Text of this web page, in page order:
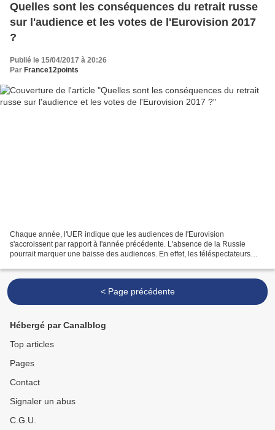
Quelles sont les conséquences du retrait russe
sur l'audience et les votes de l'Eurovision 2017
?
Publié le 15/04/2017 à 20:26
Par France12points
Chaque année, l'UER indique que les audiences de l'Eurovision
s'accroissent par rapport à l'année précédente. L'absence de la Russie
pourrait marquer une baisse des audiences. En effet, les téléspectateurs
< Page précédente
Hébergé par Canalblog
Top articles
Pages
Contact
Signaler un abus
C.G.U.